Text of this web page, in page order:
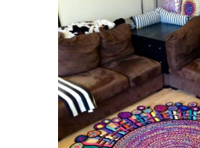
Коврик из старой ткани